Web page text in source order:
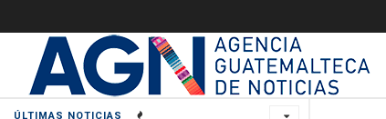
ÚLTIMAS NOTICIAS